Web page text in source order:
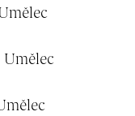
Umělec